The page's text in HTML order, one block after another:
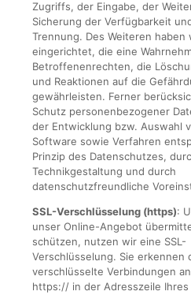
Zugriffs, der Eingabe, der
Sicherung der Verfügbarkeit
Trennung. Des Weiteren haben
eingerichtet, die eine
Betroffenenrechten, die
und Reaktionen auf die
gewährleisten. Ferner
Schutz personenbezogener
der Entwicklung bzw. Auswahl
Software sowie Verfahren
Prinzip des Datenschutzes,
Technikgestaltung und durch
datenschutzfreundliche
SSL-Verschlüsselung (https):
unser Online-Angebot
schützen, nutzen wir eine SSL-
Verschlüsselung. Sie erkennen
verschlüsselte Verbindungen
https:// in der Adresszeile Ihres